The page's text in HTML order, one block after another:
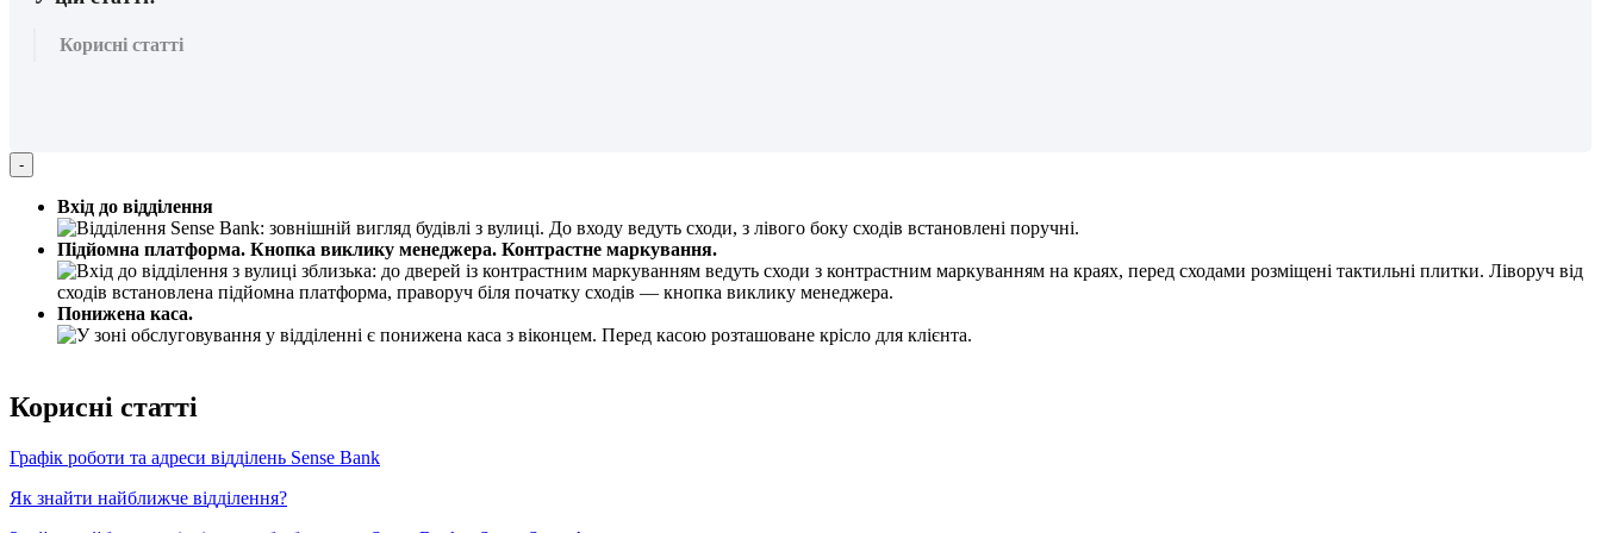
Корисні статті
-
Вхід до відділення
Підйомна платформа. Кнопка виклику менеджера. Контрастне маркування.
Понижена каса.
Корисні статті
Графік роботи та адреси відділень Sense Bank
Як знайти найближче відділення?